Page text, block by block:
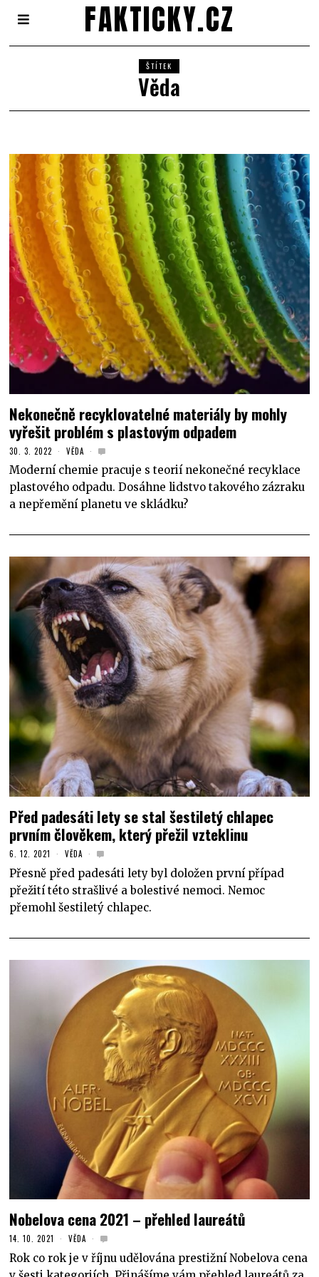
FAKTICKY.CZ
ŠTÍTEK
Věda
Nekonečně recyklovatelné materiály by mohly
vyřešit problém s plastovým odpadem
30. 3. 2022 VĚDA
Moderní chemie pracuje s teorií nekonečné recyklace
plastového odpadu. Dosáhne lidstvo takového zázraku
a nepřemění planetu ve skládku?
Před padesáti lety se stal šestiletý chlapec
prvním člověkem, který přežil vzteklinu
6. 12. 2021 VĚDA
Přesně před padesáti lety byl doložen první případ
přežití této strašlivé a bolestivé nemoci. Nemoc
přemohl šestiletý chlapec.
Nobelova cena 2021 – přehled laureátů
14. 10. 2021 VĚDA
Rok co rok je v říjnu udělována prestižní Nobelova cena